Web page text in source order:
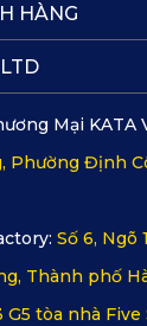
HÀNG
Mại KATA
Phường Định
Số 6, Ngõ
Thành phố
G5 tòa nhà